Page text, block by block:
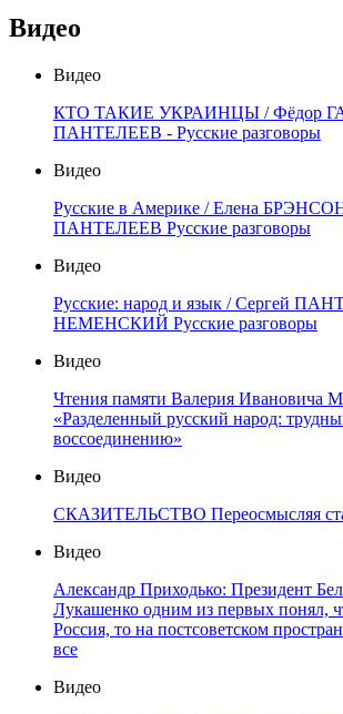
Видео
Видео
КТО ТАКИЕ УКРАИНЦЫ / Фёдор
ПАНТЕЛЕЕВ - Русские разговоры
Видео
Русские в Америке / Елена
ПАНТЕЛЕЕВ Русские разговоры
Видео
Русские: народ и язык / Сергей
НЕМЕНСКИЙ Русские разговоры
Видео
Чтения памяти Валерия Ивановича
«Разделенный русский народ:
воссоединению»
Видео
СКАЗИТЕЛЬСТВО Переосмысляя
Видео
Александр Приходько: Президент
Лукашенко одним из первых понял,
Россия, то на постсоветском
все
Видео